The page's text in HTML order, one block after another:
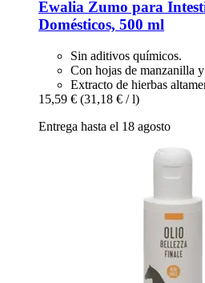
Ewalia Zumo para
Domésticos, 500 ml
Sin aditivos químicos.
Con hojas de manzanilla
Extracto de hierbas
15,59 € (31,18 € / l)
Entrega hasta el 18 agosto